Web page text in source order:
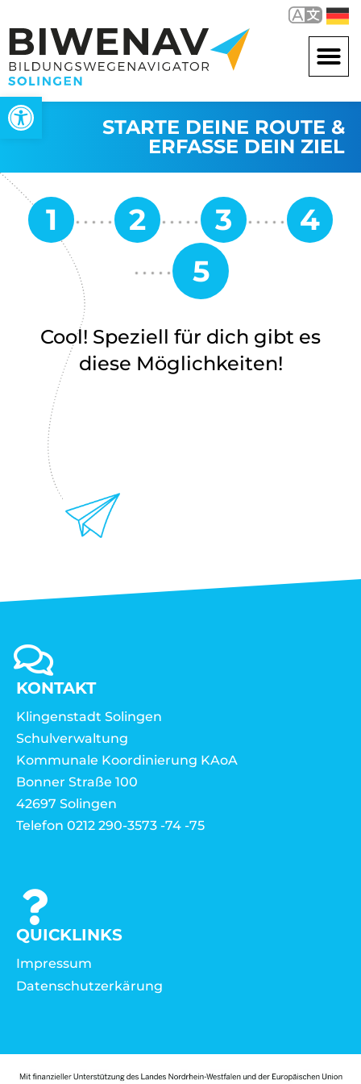
Werkzeugleiste öffnen
STARTE DEINE ROUTE &
ERFASSE DEIN ZIEL
Cool! Speziell für dich gibt es
diese Möglichkeiten!
KONTAKT
Klingenstadt Solingen
Schulverwaltung
Kommunale Koordinierung KAoA
Bonner Straße 100
42697 Solingen
Telefon 0212 290-3573 -74 -75
QUICKLINKS
Impressum
Datenschutzerkärung